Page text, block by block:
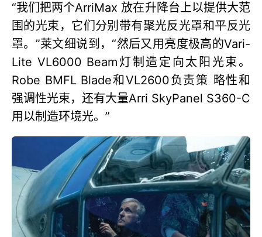
“我们把两个ArriMax 放在升降台上以提供大范
围的光束，它们分别带有聚光反光罩和平反光
罩。”莱文细说到，“然后又用亮度极高的Vari-
Lite VL6000 Beam灯制造定向太阳光束。
Robe BMFL Blade和VL2600负责策 略性和
强调性光束，还有大量Arri SkyPanel S360-C
用以制造环境光。”